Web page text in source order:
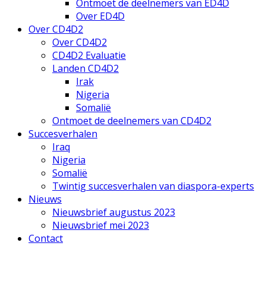
Ontmoet de deelnemers van ED4D
Over ED4D
Over CD4D2
Over CD4D2
CD4D2 Evaluatie
Landen CD4D2
Irak
Nigeria
Somalië
Ontmoet de deelnemers van CD4D2
Succesverhalen
Iraq
Nigeria
Somalië
Twintig succesverhalen van diaspora-experts
Nieuws
Nieuwsbrief augustus 2023
Nieuwsbrief mei 2023
Contact